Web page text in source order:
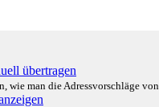
übertragen
man die Adressvorschläge